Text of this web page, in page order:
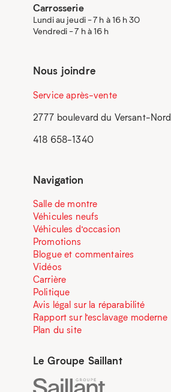
Carrosserie
Lundi au jeudi - 7 h à 16 h 30
Vendredi - 7 h à 16 h
Nous joindre
Service après-vente
2777 boulevard du Versant-Nord
418 658-1340
Navigation
Salle de montre
Véhicules neufs
Véhicules d’occasion
Promotions
Blogue et commentaires
Vidéos
Carrière
Politique
Avis légal sur la réparabilité
Rapport sur l’esclavage moderne
Plan du site
Le Groupe Saillant